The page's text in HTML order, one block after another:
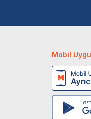
Mobil